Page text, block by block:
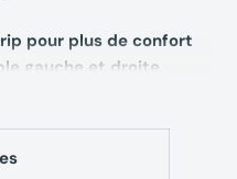
pour plus de confort
gauche et droite
175 Nm